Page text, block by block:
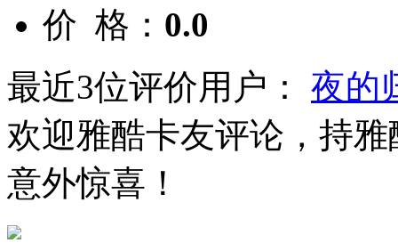
价 格： 0.0
最近3位评价用户： 夜的
欢迎雅酷卡友评论，持
意外惊喜！